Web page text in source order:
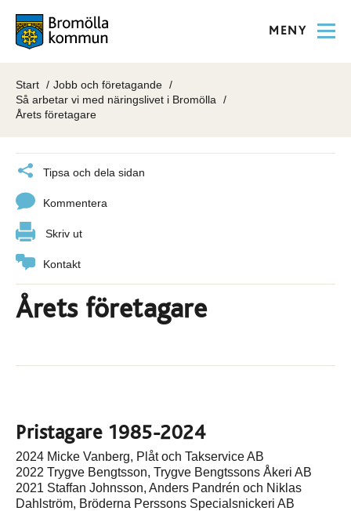
MENY
Start
Jobb och företagande
Så arbetar vi med näringslivet i Bromölla
Årets företagare
Tipsa och dela sidan
Kommentera
Skriv ut
Kontakt
Årets företagare
Pristagare 1985-2024
2024 Micke Vanberg, Plåt och Takservice AB
2022 Trygve Bengtsson, Trygve Bengtssons Åkeri AB
2021 Staffan Johnsson, Anders Pandrén och Niklas
Dahlström, Bröderna Perssons Specialsnickeri AB